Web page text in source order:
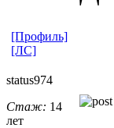
[Профиль]
[ЛС]
status974
Стаж: 14
лет